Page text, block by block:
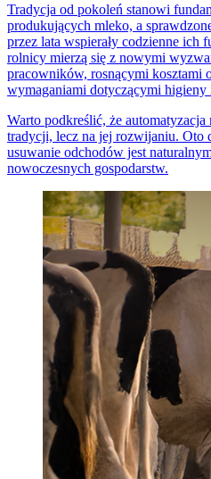
Tradycja od pokoleń stanowi
produkujących mleko, a
przez lata wspierały codzienne ich
rolnicy mierzą się z nowymi
pracowników, rosnącymi kosztami
wymaganiami dotyczącymi higieny
Warto podkreślić, że automatyzacja
tradycji, lecz na jej rozwijaniu. Oto
usuwanie odchodów jest
nowoczesnych gospodarstw.